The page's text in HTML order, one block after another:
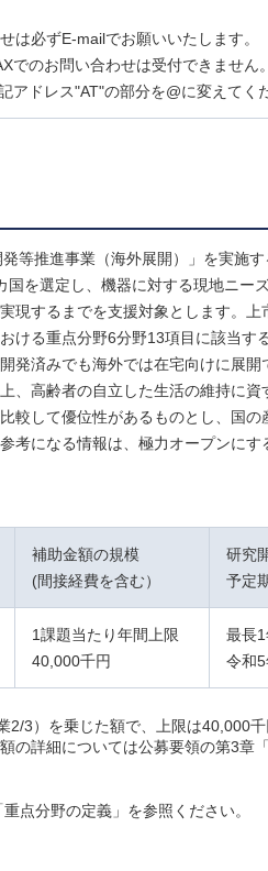
は必ずE-mailでお願いいたします。
でのお問い合わせは受付できません。
アドレス"AT"の部分を@に変えてく
等推進事業（海外展開）」を実施す
を選定し、機器に対する現地ニー
するまでを支援対象とします。上
ける重点分野6分野13項目に該当す
発済みでも海外では在宅向けに展
、高齢者の自立した生活の維持に
して優位性があるものとし、国の
になる情報は、極力オープンにす
補助金額の規模
(間接経費を含む）
研究
予定
1課題当たり年間上限
40,000千円
最長1
令和
3）を乗じた額で、上限は40,000
の詳細については公募要領の第3章
点分野の定義」を参照ください。